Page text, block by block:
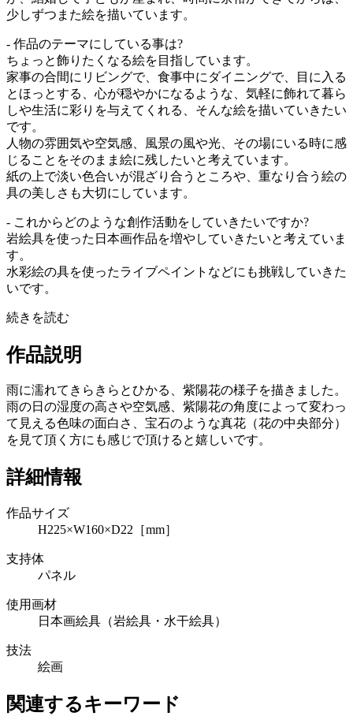
少しずつまた絵を描いています。
- 作品のテーマにしている事は?
ちょっと飾りたくなる絵を目指しています。
家事の合間にリビングで、食事中にダイニングで、目に入る
とほっとする、心が穏やかになるような、気軽に飾れて暮ら
しや生活に彩りを与えてくれる、そんな絵を描いていきたい
です。
人物の雰囲気や空気感、風景の風や光、その場にいる時に感
じることをそのまま絵に残したいと考えています。
紙の上で淡い色合いが混ざり合うところや、重なり合う絵の
具の美しさも大切にしています。
- これからどのような創作活動をしていきたいですか?
岩絵具を使った日本画作品を増やしていきたいと考えていま
す。
水彩絵の具を使ったライブペイントなどにも挑戦していきた
いです。
続きを読む
作品説明
雨に濡れてきらきらとひかる、紫陽花の様子を描きました。
雨の日の湿度の高さや空気感、紫陽花の角度によって変わっ
て見える色味の面白さ、宝石のような真花（花の中央部分）
を見て頂く方にも感じで頂けると嬉しいです。
詳細情報
作品サイズ
H225×W160×D22［mm］
支持体
パネル
使用画材
日本画絵具（岩絵具・水干絵具）
技法
絵画
関連するキーワード